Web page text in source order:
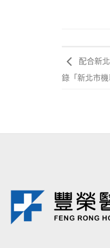
配合新
錄「新北市